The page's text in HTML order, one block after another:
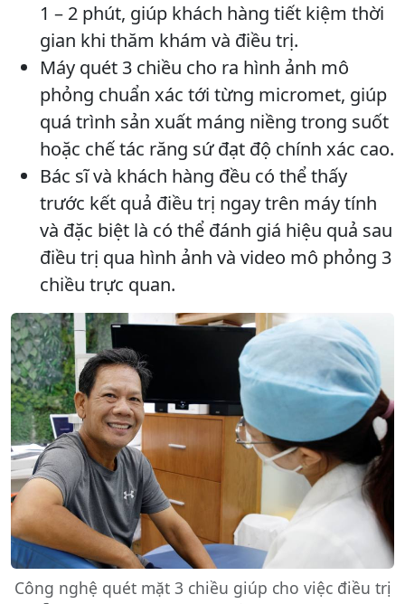
1 – 2 phút, giúp khách hàng tiết kiệm thời
gian khi thăm khám và điều trị.
Máy quét 3 chiều cho ra hình ảnh mô
phỏng chuẩn xác tới từng micromet, giúp
quá trình sản xuất máng niềng trong suốt
hoặc chế tác răng sứ đạt độ chính xác cao.
Bác sĩ và khách hàng đều có thể thấy
trước kết quả điều trị ngay trên máy tính
và đặc biệt là có thể đánh giá hiệu quả sau
điều trị qua hình ảnh và video mô phỏng 3
chiều trực quan.
Công nghệ quét mặt 3 chiều giúp cho việc điều trị